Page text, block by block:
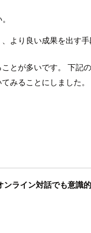
より良い成果を出す手
が多いです。 下記
みることにしました。
ンライン対話でも意識